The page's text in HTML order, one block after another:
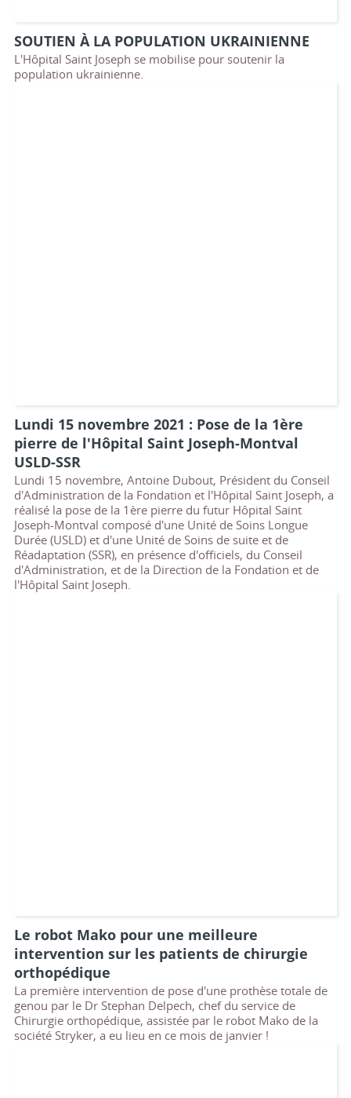
SOUTIEN À LA POPULATION UKRAINIENNE
L'Hôpital Saint Joseph se mobilise pour soutenir la
population ukrainienne.
Lundi 15 novembre 2021 : Pose de la 1ère
pierre de l'Hôpital Saint Joseph-Montval
USLD-SSR
Lundi 15 novembre, Antoine Dubout, Président du Conseil
d'Administration de la Fondation et l'Hôpital Saint Joseph, a
réalisé la pose de la 1ère pierre du futur Hôpital Saint
Joseph-Montval composé d'une Unité de Soins Longue
Durée (USLD) et d'une Unité de Soins de suite et de
Réadaptation (SSR), en présence d'officiels, du Conseil
d'Administration, et de la Direction de la Fondation et de
l'Hôpital Saint Joseph.
Le robot Mako pour une meilleure
intervention sur les patients de chirurgie
orthopédique
La première intervention de pose d'une prothèse totale de
genou par le Dr Stephan Delpech, chef du service de
Chirurgie orthopédique, assistée par le robot Mako de la
société Stryker, a eu lieu en ce mois de janvier !